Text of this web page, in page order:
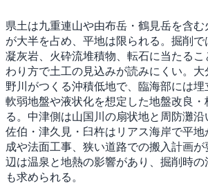
県土は九重連山や由布岳・鶴見岳を含
が大半を占め、平地は限られる。掘削
凝灰岩、火砕流堆積物、転石に当たる
わり方で土工の見込みが読みにくい。
野川がつくる沖積低地で、臨海部には埋
軟弱地盤や液状化を想定した地盤改良
る。中津側は山国川の扇状地と周防灘
佐伯・津久見・臼杵はリアス海岸で平
成や法面工事、狭い道路での搬入計画
辺は温泉と地熱の影響があり、掘削時
も求められる。